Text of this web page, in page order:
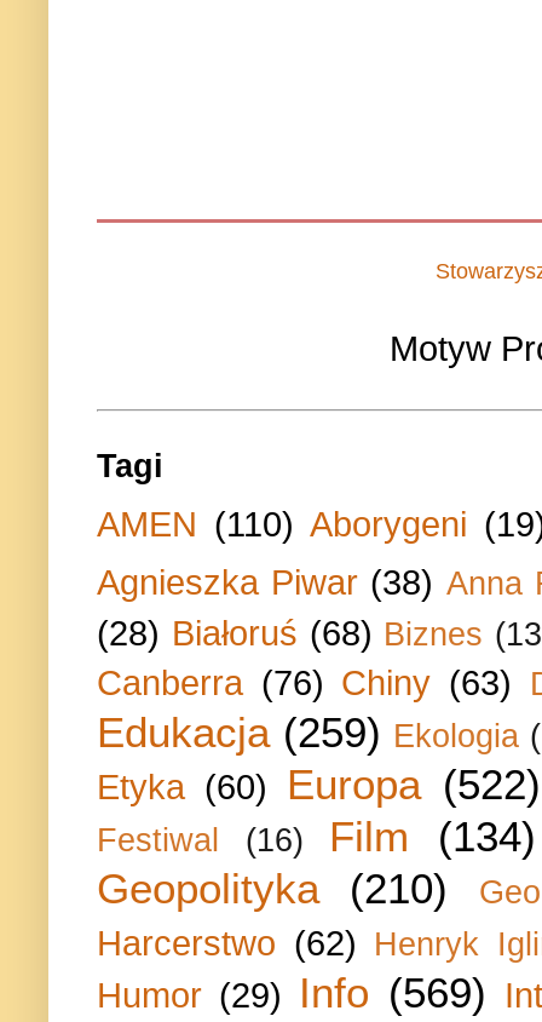
Motyw
Tagi
AMEN (110) Aborygeni
Agnieszka Piwar (38) Anna
(28) Białoruś (68) Biznes
Canberra (76) Chiny (63)
Edukacja (259) Ekologia
Etyka (60) Europa (522)
Festiwal (16) Film
(134)
Geopolityka
(210)
Harcerstwo (62) Henryk
Humor (29) Info (569)